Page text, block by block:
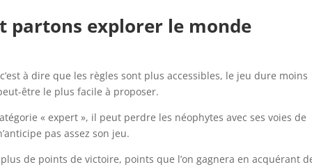
partons explorer le monde
à dire que les règles sont plus accessibles, le jeu dure moins
être le plus facile à proposer.
« expert », il peut perdre les néophytes avec ses voies de
pas assez son jeu.
de points de victoire, points que l’on gagnera en acquérant